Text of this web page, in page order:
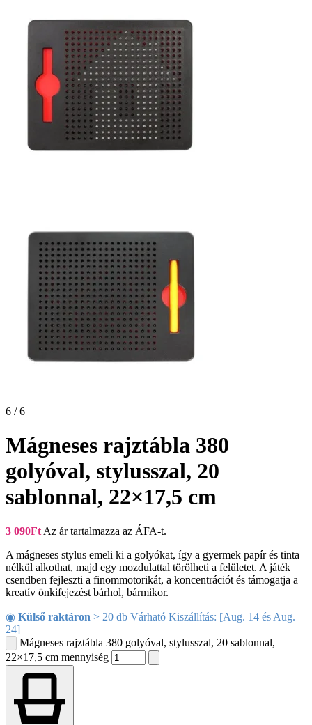
6 / 6
Mágneses rajztábla 380
golyóval, stylusszal, 20
sablonnal, 22×17,5 cm
3 090Ft Az ár tartalmazza az ÁFA-t.
A mágneses stylus emeli ki a golyókat, így a gyermek papír és tinta
nélkül alkothat, majd egy mozdulattal törölheti a felületet. A játék
csendben fejleszti a finommotorikát, a koncentrációt és támogatja a
kreatív önkifejezést bárhol, bármikor.
◉ Külső raktáron > 20 db Várható Kiszállítás: [Aug. 14 és Aug.
24]
Mágneses rajztábla 380 golyóval, stylusszal, 20 sablonnal,
22×17,5 cm mennyiség